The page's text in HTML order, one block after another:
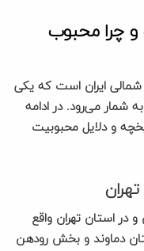
چرا محبوب
شمالی ایران است که یکی
شمار می‌رود. در ادامه
و دلایل محبوبیت
استان تهران واقع
دماوند و بخش رودهن